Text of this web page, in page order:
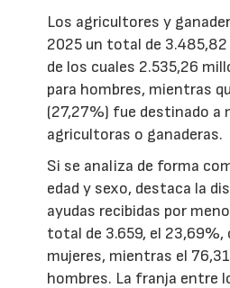
Los agricultores y
2025 un total de
de los cuales 2.535,26
para hombres, mientras
(27,27%) fue destinado a
agricultoras o ganaderas.
Si se analiza de forma
edad y sexo, destaca la
ayudas recibidas por
total de 3.659, el 23,69%,
mujeres, mientras el
hombres. La franja entre